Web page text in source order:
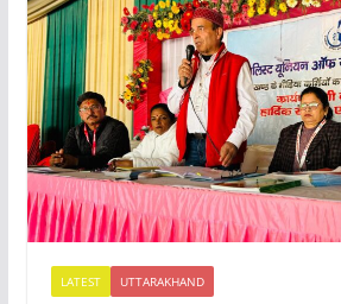
LATEST UTTARAKHAND